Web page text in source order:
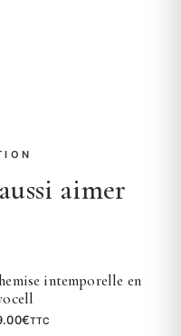
aimer
intemporelle en
€TTC